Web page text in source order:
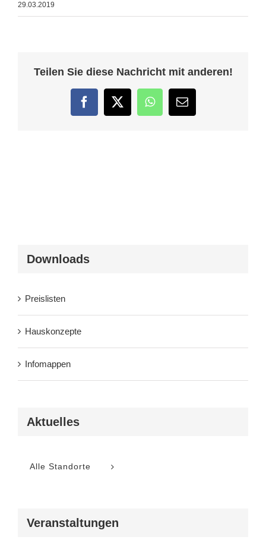
29.03.2019
Teilen Sie diese Nachricht mit anderen!
FacebookTwitterWhatsApp
E-
Mail
Downloads
Preislisten
Hauskonzepte
Infomappen
Aktuelles
Alle Standorte
Veranstaltungen